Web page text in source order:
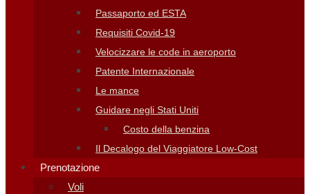
Passaporto ed ESTA
Requisiti Covid-19
Velocizzare le code in aeroporto
Patente Internazionale
Le mance
Guidare negli Stati Uniti
Costo della benzina
Il Decalogo del Viaggiatore Low-Cost
Prenotazione
Voli